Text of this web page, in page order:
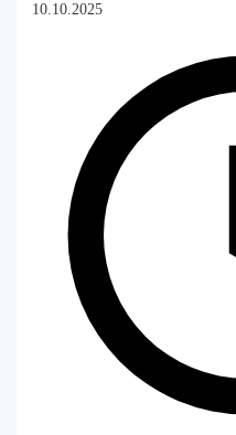
10.10.2025